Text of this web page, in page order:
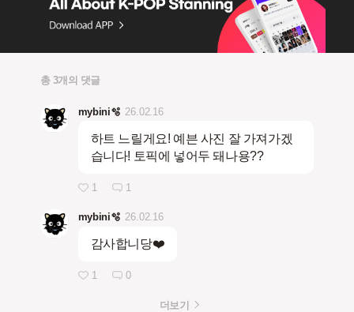
총 3개의 댓글
mybini🫧 26.02.16
하트 느릴게요! 예븐 사진 잘 가져가겠
습니다! 토픽에 넣어두 돼나용??
1 1
mybini🫧 26.02.16
감사합니당❤️
1 0
더보기